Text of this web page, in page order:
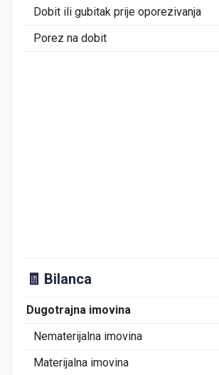
Dobit ili gubitak prije oporezivanja
Porez na dobit
🧾 Bilanca
Dugotrajna imovina
Nematerijalna imovina
Materijalna imovina